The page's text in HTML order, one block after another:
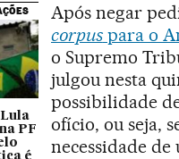
PF
é
Após negar
corpuspara o
o Supremo
julgou nesta
possibilidade
ofício, ou seja,
necessidade